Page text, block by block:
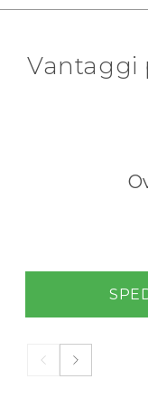
Vantaggi